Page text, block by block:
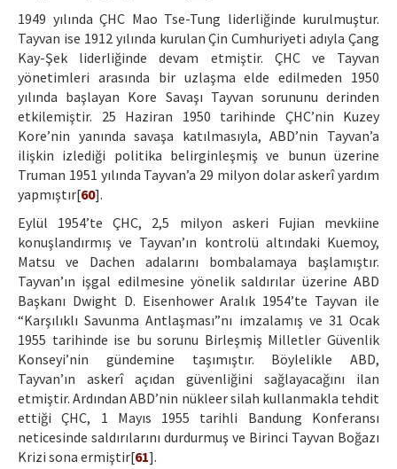
1949 yılında ÇHC Mao Tse-Tung liderliğinde kurulmuştur.
Tayvan ise 1912 yılında kurulan Çin Cumhuriyeti adıyla Çang
Kay-Şek liderliğinde devam etmiştir. ÇHC ve Tayvan
yönetimleri arasında bir uzlaşma elde edilmeden 1950
yılında başlayan Kore Savaşı Tayvan sorununu derinden
etkilemiştir. 25 Haziran 1950 tarihinde ÇHC’nin Kuzey
Kore’nin yanında savaşa katılmasıyla, ABD’nin Tayvan’a
ilişkin izlediği politika belirginleşmiş ve bunun üzerine
Truman 1951 yılında Tayvan’a 29 milyon dolar askerî yardım
yapmıştır[60].
Eylül 1954’te ÇHC, 2,5 milyon askeri Fujian mevkiine
konuşlandırmış ve Tayvan’ın kontrolü altındaki Kuemoy,
Matsu ve Dachen adalarını bombalamaya başlamıştır.
Tayvan’ın işgal edilmesine yönelik saldırılar üzerine ABD
Başkanı Dwight D. Eisenhower Aralık 1954’te Tayvan ile
“Karşılıklı Savunma Antlaşması”nı imzalamış ve 31 Ocak
1955 tarihinde ise bu sorunu Birleşmiş Milletler Güvenlik
Konseyi’nin gündemine taşımıştır. Böylelikle ABD,
Tayvan’ın askerî açıdan güvenliğini sağlayacağını ilan
etmiştir. Ardından ABD’nin nükleer silah kullanmakla tehdit
ettiği ÇHC, 1 Mayıs 1955 tarihli Bandung Konferansı
neticesinde saldırılarını durdurmuş ve Birinci Tayvan Boğazı
Krizi sona ermiştir[61].